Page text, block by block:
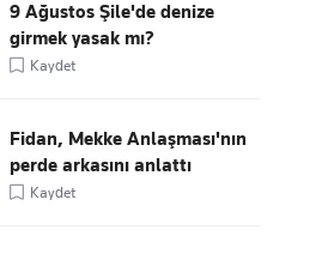
9 Ağustos Şile'de denize
girmek yasak mı?
Kaydet
Fidan, Mekke Anlaşması'nın
perde arkasını anlattı
Kaydet